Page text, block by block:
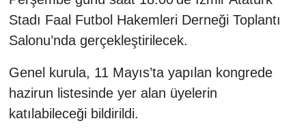
Stadı Faal Futbol Hakemleri Derneği Toplantı
Salonu’nda gerçekleştirilecek.
Genel kurula, 11 Mayıs’ta yapılan kongrede
hazirun listesinde yer alan üyelerin
katılabileceği bildirildi.